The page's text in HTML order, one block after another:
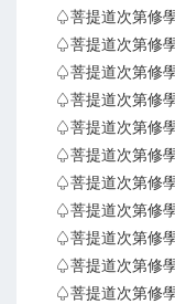
♤菩提道次第修
♤菩提道次第修
♤菩提道次第修
♤菩提道次第修
♤菩提道次第修
♤菩提道次第修
♤菩提道次第修
♤菩提道次第修
♤菩提道次第修
♤菩提道次第修
♤菩提道次第修